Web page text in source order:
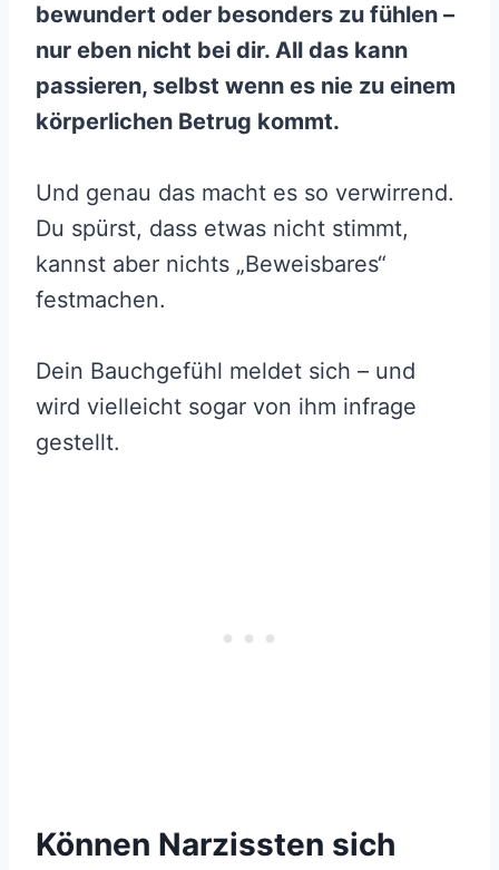
bewundert oder besonders zu fühlen –
nur eben nicht bei dir. All das kann
passieren, selbst wenn es nie zu einem
körperlichen Betrug kommt.
Und genau das macht es so verwirrend.
Du spürst, dass etwas nicht stimmt,
kannst aber nichts „Beweisbares“
festmachen.
Dein Bauchgefühl meldet sich – und
wird vielleicht sogar von ihm infrage
gestellt.
Können Narzissten sich